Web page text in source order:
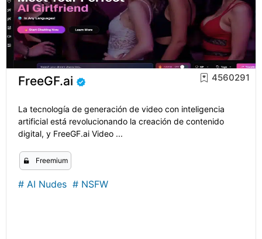
FreeGF.ai 4560291
La tecnología de generación de video con inteligencia
artificial está revolucionando la creación de contenido
digital, y FreeGF.ai Video ...
Freemium
# AI Nudes # NSFW